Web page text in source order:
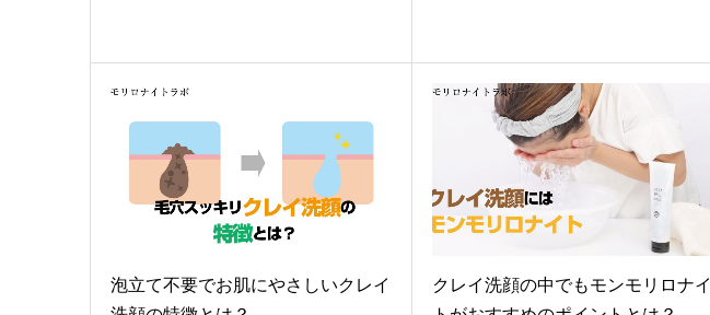
泡立て不要でお肌にやさしいクレイ
クレイ洗顔の中でもモンモリロナイ